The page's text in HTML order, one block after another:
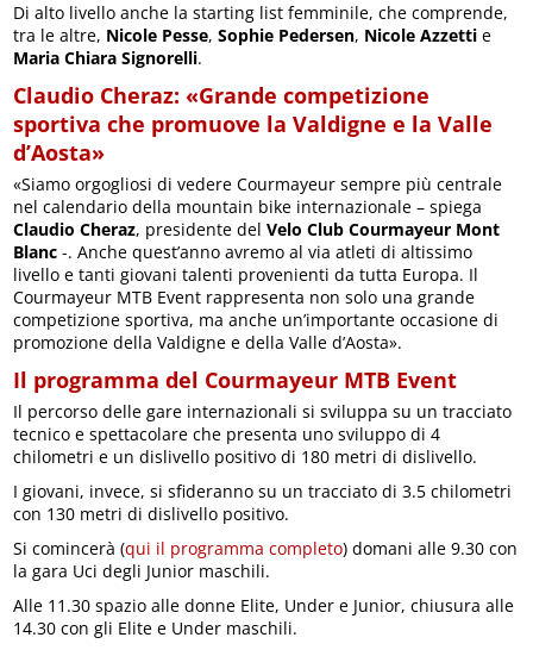
Di alto livello anche la starting list femminile, che comprende,
tra le altre, Nicole Pesse,Sophie Pedersen, Nicole Azzetti e
Maria Chiara Signorelli.
Claudio Cheraz: «Grande competizione
sportiva che promuove la Valdigne e la Valle
d’Aosta»
«Siamo orgogliosi di vedere Courmayeur sempre più centrale
nel calendario della mountain bike internazionale – spiega
Claudio Cheraz, presidente delVelo Club Courmayeur Mont
Blanc -. Anche quest’anno avremo al via atleti di altissimo
livello e tanti giovani talenti provenienti da tutta Europa. Il
Courmayeur MTB Event rappresenta non solo una grande
competizione sportiva, ma anche un’importante occasione di
promozione della Valdigne e della Valle d’Aosta».
Il programma del Courmayeur MTB Event
Il percorso delle gare internazionali si sviluppa su un tracciato
tecnico e spettacolare che presenta uno sviluppo di 4
chilometri e un dislivello positivo di 180 metri di dislivello.
I giovani, invece, si sfideranno su un tracciato di 3.5 chilometri
con 130 metri di dislivello positivo.
Si comincerà (qui il programma completo) domani alle 9.30 con
la gara Uci degli Junior maschili.
Alle 11.30 spazio alle donne Elite, Under e Junior, chiusura alle
14.30 con gli Elite e Under maschili.